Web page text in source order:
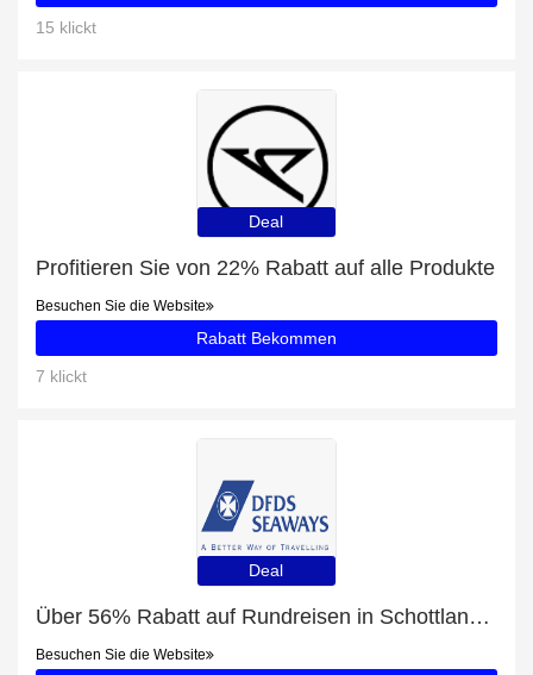
15 klickt
Deal
Profitieren Sie von 22% Rabatt auf alle Produkte
Besuchen Sie die Website
Rabatt Bekommen
7 klickt
Deal
Über 56% Rabatt auf Rundreisen in Schottland nur für EU-Kunden
Besuchen Sie die Website